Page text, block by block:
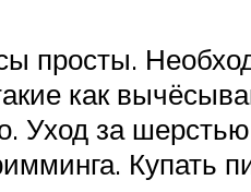
просты.
как
Уход за
Купать